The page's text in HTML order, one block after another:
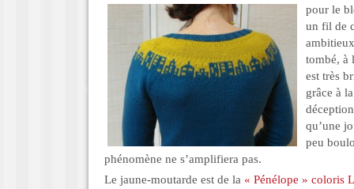
pour le
un fil de
tombé, à
est très
grâce à
qu’une
peu
phénomène ne s’amplifiera pas.
Le jaune-moutarde est de la « Pénélope » coloris